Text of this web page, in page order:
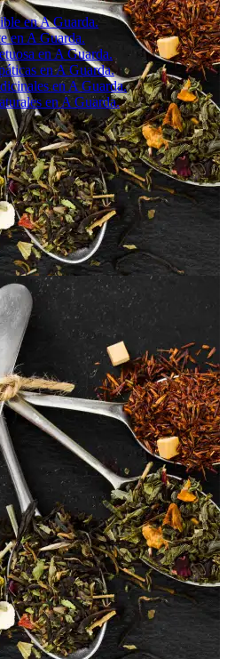
en A Guarda.
en A Guarda.
en A Guarda.
en A Guarda.
en A Guarda.
en A Guarda.